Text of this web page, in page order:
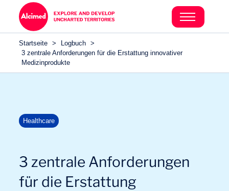
Search in content
Search in content
Startseite > Logbuch >
3 zentrale Anforderungen für die Erstattung innovativer
Medizinprodukte
Healthcare
3 zentrale Anforderungen
für die Erstattung